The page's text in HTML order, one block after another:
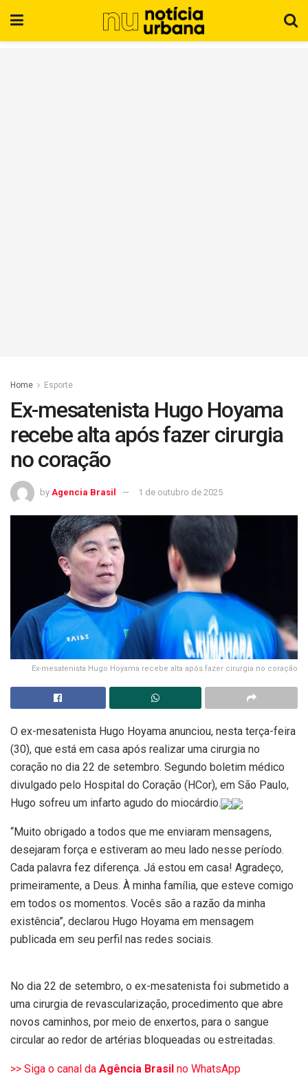
Home Esporte
Ex-mesatenista Hugo Hoyama
recebe alta após fazer cirurgia
no coração
by Agencia Brasil 1 de outubro de 2025
Ex-mesatenista Hugo Hoyama recebe alta após fazer cirurgia no coração
O ex-mesatenista Hugo Hoyama anunciou, nesta terça-feira
(30), que está em casa após realizar uma cirurgia no
coração no dia 22 de setembro. Segundo boletim médico
divulgado pelo Hospital do Coração (HCor), em São Paulo,
Hugo sofreu um infarto agudo do miocárdio.
“Muito obrigado a todos que me enviaram mensagens,
desejaram força e estiveram ao meu lado nesse período.
Cada palavra fez diferença. Já estou em casa! Agradeço,
primeiramente, a Deus. À minha família, que esteve comigo
em todos os momentos. Vocês são a razão da minha
existência”, declarou Hugo Hoyama em mensagem
publicada em seu perfil nas redes sociais.
No dia 22 de setembro, o ex-mesatenista foi submetido a
uma cirurgia de revascularização, procedimento que abre
novos caminhos, por meio de enxertos, para o sangue
circular ao redor de artérias bloqueadas ou estreitadas.
>> Siga o canal da Agência Brasil no WhatsApp